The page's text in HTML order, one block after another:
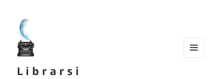
L i b r a r s i